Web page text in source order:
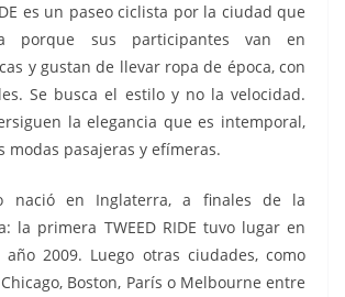
es un paseo ciclista por la ciudad que
porque sus participantes van en
y gustan de llevar ropa de época, con
Se busca el estilo y no la velocidad.
la elegancia que es intemporal,
modas pasajeras y efímeras.
nació en Inglaterra, a finales de la
la primera TWEED RIDE tuvo lugar en
2009. Luego otras ciudades, como
Boston, París o Melbourne entre